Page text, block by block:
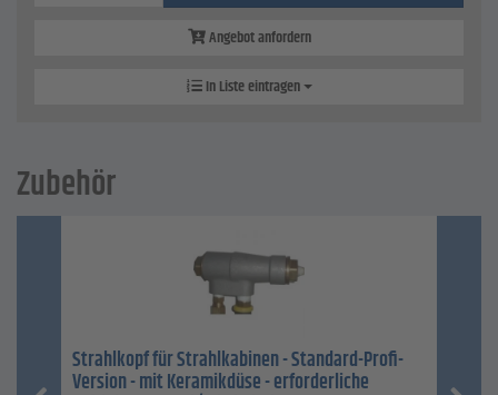
Angebot anfordern
In Liste eintragen
Zubehör
Strahlkopf für Strahlkabinen - Standard-Profi-
Version - mit Keramikdüse - erforderliche